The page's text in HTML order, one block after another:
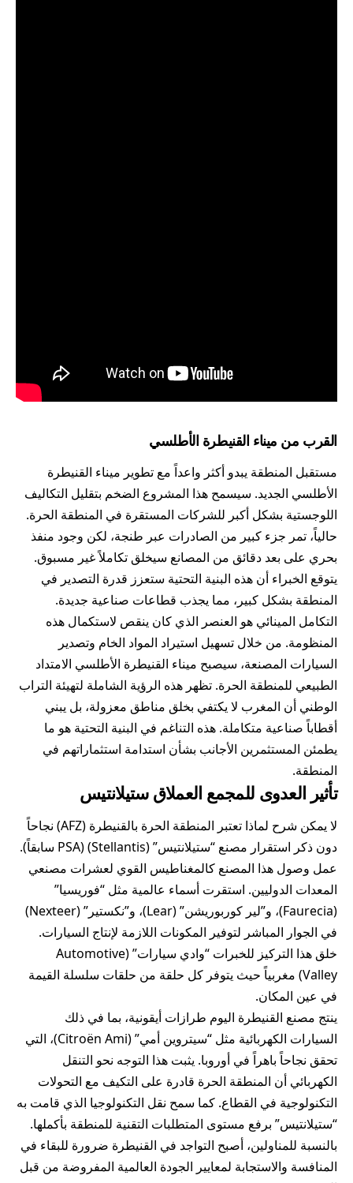
القرب من ميناء القنيطرة الأطلسي
مستقبل المنطقة يبدو أكثر واعداً مع تطوير ميناء القنيطرة
الأطلسي الجديد. سيسمح هذا المشروع الضخم بتقليل التكاليف
اللوجستية بشكل أكبر للشركات المستقرة في المنطقة الحرة.
حالياً، تمر جزء كبير من الصادرات عبر طنجة، لكن وجود منفذ
بحري على بعد دقائق من المصانع سيخلق تكاملاً غير مسبوق.
يتوقع الخبراء أن هذه البنية التحتية ستعزز قدرة التصدير في
المنطقة بشكل كبير، مما يجذب قطاعات صناعية جديدة.
التكامل المينائي هو العنصر الذي كان ينقص لاستكمال هذه
المنظومة. من خلال تسهيل استيراد المواد الخام وتصدير
السيارات المصنعة، سيصبح ميناء القنيطرة الأطلسي الامتداد
الطبيعي للمنطقة الحرة. تظهر هذه الرؤية الشاملة لتهيئة التراب
الوطني أن المغرب لا يكتفي بخلق مناطق معزولة، بل يبني
أقطاباً صناعية متكاملة. هذه التناغم في البنية التحتية هو ما
يطمئن المستثمرين الأجانب بشأن استدامة استثماراتهم في
المنطقة.
تأثير العدوى للمجمع العملاق ستيلانتيس
لا يمكن شرح لماذا تعتبر المنطقة الحرة بالقنيطرة (AFZ) نجاحاً
دون ذكر استقرار مصنع “ستيلانتيس” (Stellantis) (PSA سابقاً).
عمل وصول هذا المصنع كالمغناطيس القوي لعشرات مصنعي
المعدات الدوليين. استقرت أسماء عالمية مثل “فوريسيا”
(Faurecia)، و”لير كوربوريشن” (Lear)، و”نكستير” (Nexteer)
في الجوار المباشر لتوفير المكونات اللازمة لإنتاج السيارات.
خلق هذا التركيز للخبرات “وادي سيارات” (Automotive
Valley) مغربياً حيث يتوفر كل حلقة من حلقات سلسلة القيمة
في عين المكان.
ينتج مصنع القنيطرة اليوم طرازات أيقونية، بما في ذلك
السيارات الكهربائية مثل “سيتروين أمي” (Citroën Ami)، التي
تحقق نجاحاً باهراً في أوروبا. يثبت هذا التوجه نحو التنقل
الكهربائي أن المنطقة الحرة قادرة على التكيف مع التحولات
التكنولوجية في القطاع. كما سمح نقل التكنولوجيا الذي قامت به
“ستيلانتيس” برفع مستوى المتطلبات التقنية للمنطقة بأكملها.
بالنسبة للمناولين، أصبح التواجد في القنيطرة ضرورة للبقاء في
المنافسة والاستجابة لمعايير الجودة العالمية المفروضة من قبل